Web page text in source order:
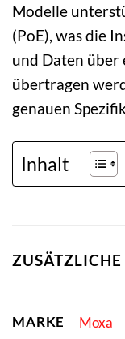
Modelle
(PoE), was die
und Daten über
übertragen
genauen
Inhalt
MARKE Moxa